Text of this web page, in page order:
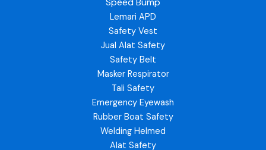
Lemari APD
Safety Vest
Jual Alat Safety
Safety Belt
Masker Respirator
Tali Safety
Emergency Eyewash
Rubber Boat Safety
Welding Helmed
Alat Safety